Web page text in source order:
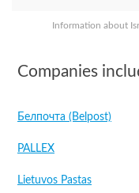
Information about
Companies
Белпочта (Belpost)
PALLEX
Lietuvos Pastas